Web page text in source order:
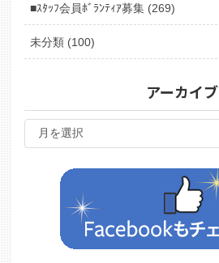
■ｽﾀｯﾌ会員ﾎﾞﾗﾝﾃｨｱ募集 (269)
未分類 (100)
アーカイブ